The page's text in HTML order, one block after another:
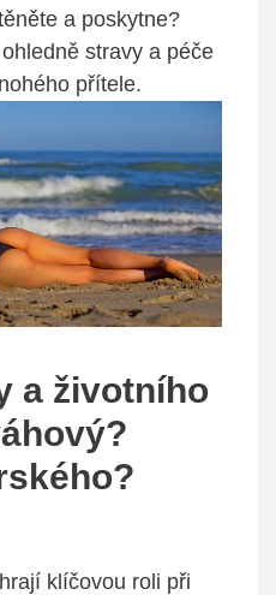
a poskytne?
stravy a péče
přítele.
a životního
klíčovou roli při